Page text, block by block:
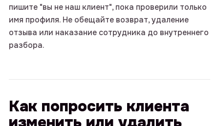
пишите "вы не наш клиент", пока проверили только
имя профиля. Не обещайте возврат, удаление
отзыва или наказание сотрудника до внутреннего
разбора.
Как попросить клиента